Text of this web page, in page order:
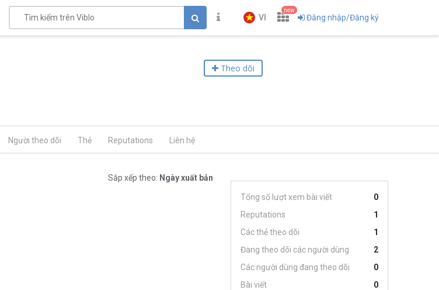
VI
new
Đăng nhập/Đăng ký
Theo dõi
Người theo dõi Thẻ Reputations Liên hệ
Sắp xếp theo: Ngày xuất bản
Tổng số lượt xem bài viết
0
Reputations
1
Các thẻ theo dõi
1
Đang theo dõi các người dùng
2
Các người dùng đang theo dõi
0
Bài viết
0